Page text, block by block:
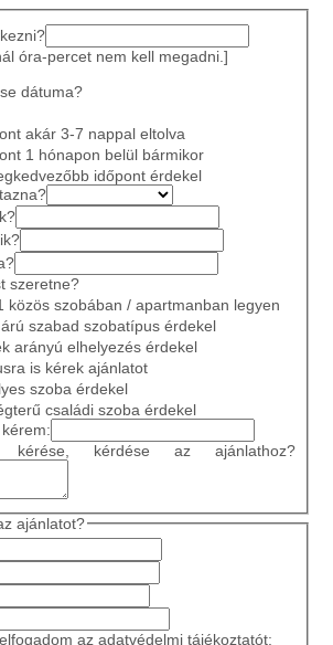
óra-percet nem kell megadni.]
dátuma?
akár 3-7 nappal eltolva
1 hónapon belül bármikor
időpont érdekel
szeretne?
közös szobában / apartmanban legyen
szabad szobatípus érdekel
arányú elhelyezés érdekel
is kérek ajánlatot
szoba érdekel
családi szoba érdekel
kérése, kérdése az ajánlathoz?
ajánlatot?
az adatvédelmi tájékoztatót: